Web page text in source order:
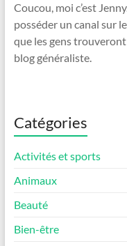
Coucou, moi c’est
posséder un canal sur
que les gens trouveront
blog généraliste.
Catégories
Activités et sports
Animaux
Beauté
Bien-être